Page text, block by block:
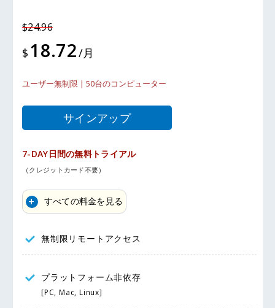
$24.96
$ 18.72/月
ユーザー無制限 | 50台のコンピューター
サインアップ
7-DAY日間の無料トライアル
（クレジットカード不要）
すべての料金を見る
無制限リモートアクセス
プラットフォーム非依存
[PC, Mac, Linux]